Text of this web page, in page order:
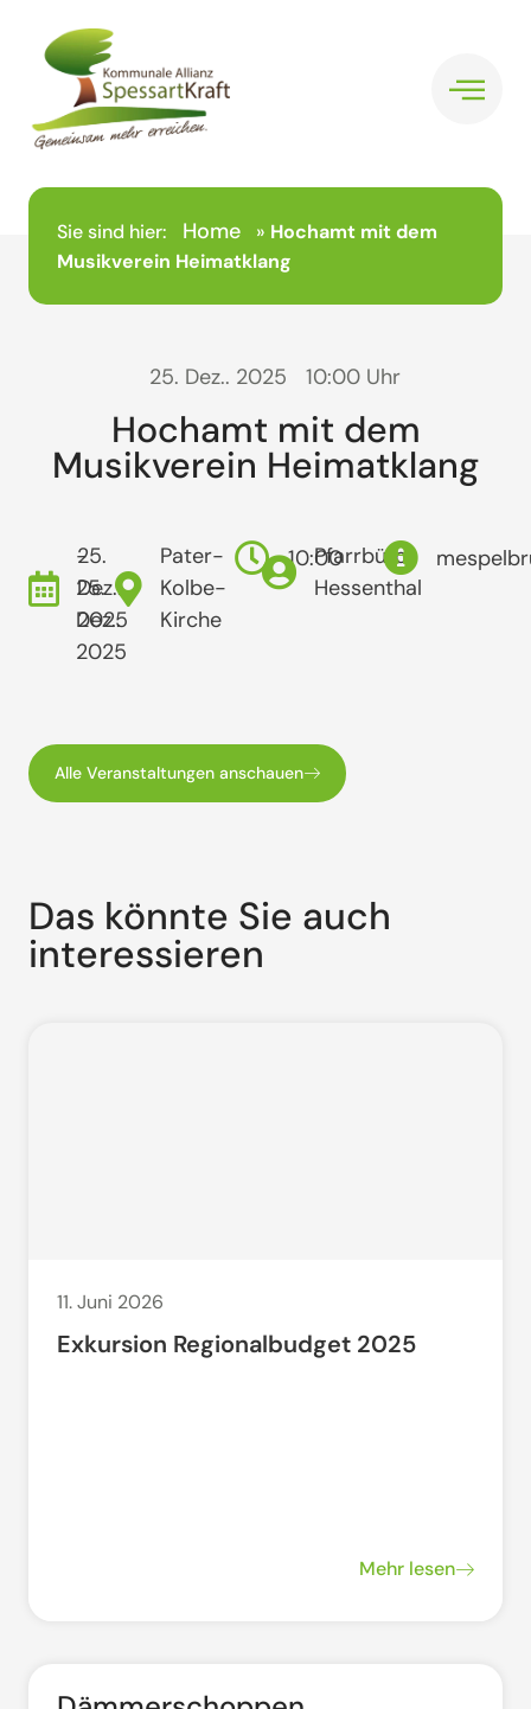
Sie sind hier: Home » Hochamt mit dem
Musikverein Heimatklang
25. Dez.. 2025 10:00 Uhr
Hochamt mit dem
Musikverein Heimatklang
25.
Dez..
2025
-
25.
Dez..
2025
Pater-
Kolbe-
Kirche
10:00Pfarrbüro
Hessenthal
Alle Veranstaltungen anschauen
Das könnte Sie auch
interessieren
11. Juni 2026
Exkursion Regionalbudget 2025
Mehr lesen